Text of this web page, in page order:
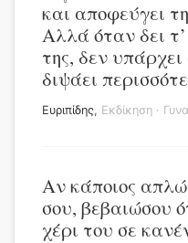
και αποφεύγει
Αλλά όταν δει
της, δεν
διψάει
Ευριπίδης, Εκδίκηση ·
Αν κάποιος
σου, βεβαιώσου
χέρι του σε